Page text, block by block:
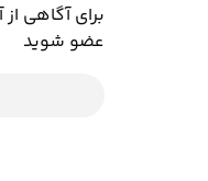
برای آگاهی از
عضو شوید